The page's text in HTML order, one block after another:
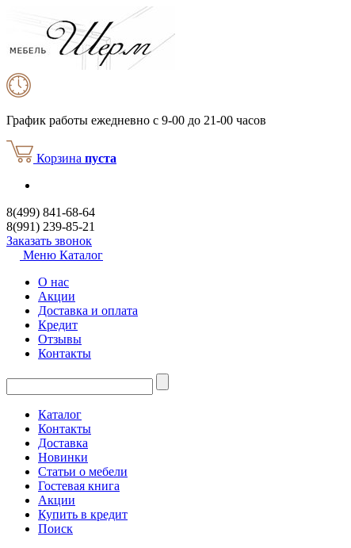
График работы ежедневно с 9-00 до 21-00 часов
Корзина пуста
8(499) 841-68-64
8(991) 239-85-21
Заказать звонок
Меню Каталог
О нас
Акции
Доставка и оплата
Кредит
Отзывы
Контакты
Каталог
Контакты
Доставка
Новинки
Статьи о мебели
Гостевая книга
Акции
Купить в кредит
Поиск